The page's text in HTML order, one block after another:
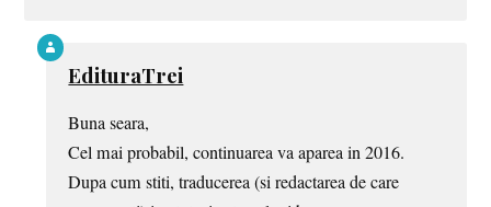
EdituraTrei
Buna seara,
Cel mai probabil, continuarea va aparea in 2016.
Dupa cum stiti, traducerea (si redactarea de care